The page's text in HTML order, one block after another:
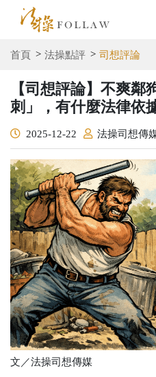
首頁 法操點評 司想評論
【司想評論】不爽
刺」，有什麼法律依
2025-12-22 法操司想傳
文／法操司想傳媒